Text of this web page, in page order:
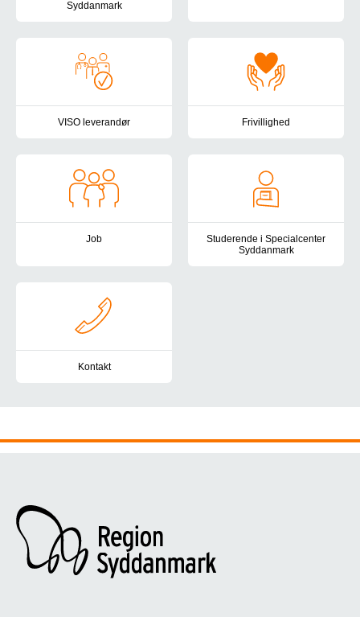
Syddanmark
VISO leverandør Frivillighed
Job
Er du vores nye kollega? Hos Specialcenter Syddanmark
Studerende i Specialcenter
Syddanmark
Kontakt